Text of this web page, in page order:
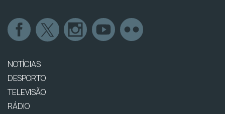
NOTÍCIAS
DESPORTO
TELEVISÃO
RÁDIO